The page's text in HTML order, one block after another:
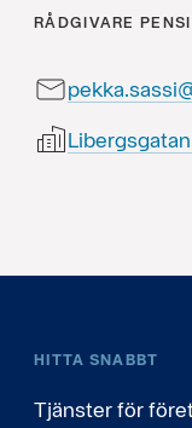
RÅDGIVARE
HITTA SNABBT
Tjänster för